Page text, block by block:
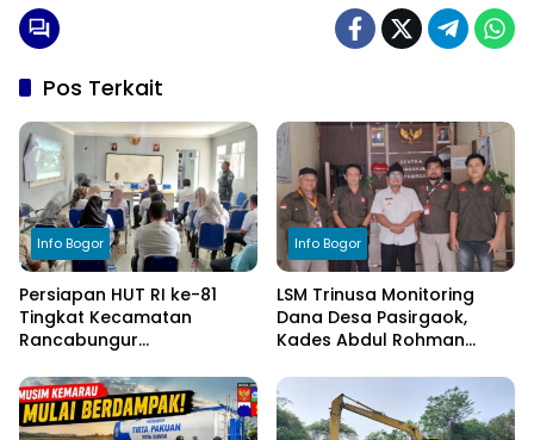
Pos Terkait
Info Bogor
Persiapan HUT RI ke-81
Tingkat Kecamatan
Rancabungur
Cimulang, Libatkan Seluruh
Elemen Masyarakat
Info Bogor
LSM Trinusa Monitoring
Dana Desa Pasirgaok,
Kades Abdul Rohman
Transparansi Pengelolaan
Anggaran